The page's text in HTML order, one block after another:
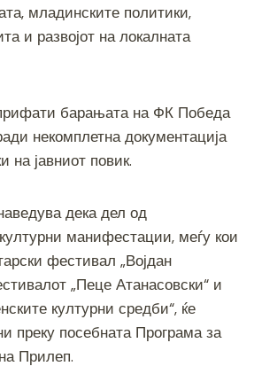
младинските политики,
и развојот на локалната
барањата на ФК Победа
некомплетна документација
на јавниот повик.
дека дел од
манифестации, меѓу кои
фестивал „Војдан
„Пеце Атанасовски“ и
културни средби“, ќе
преку посебната Програма за
Прилеп.